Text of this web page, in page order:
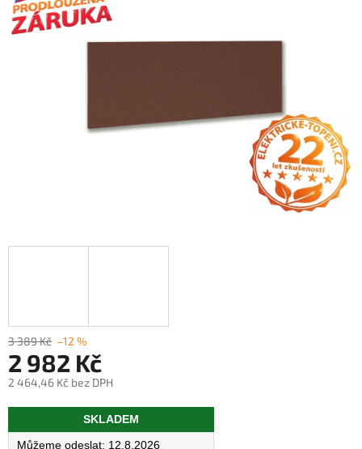
3 389 Kč –12 %
2 982 Kč
2 464,46 Kč bez DPH
Měrná
SKLADEM
12.8.2026